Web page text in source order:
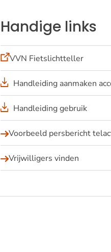
Handige links
VVN Fietslichtteller
(opent
in
een
venster)
Handleiding aanmaken
Handleiding gebruik
Voorbeeld persbericht
Vrijwilligers vinden